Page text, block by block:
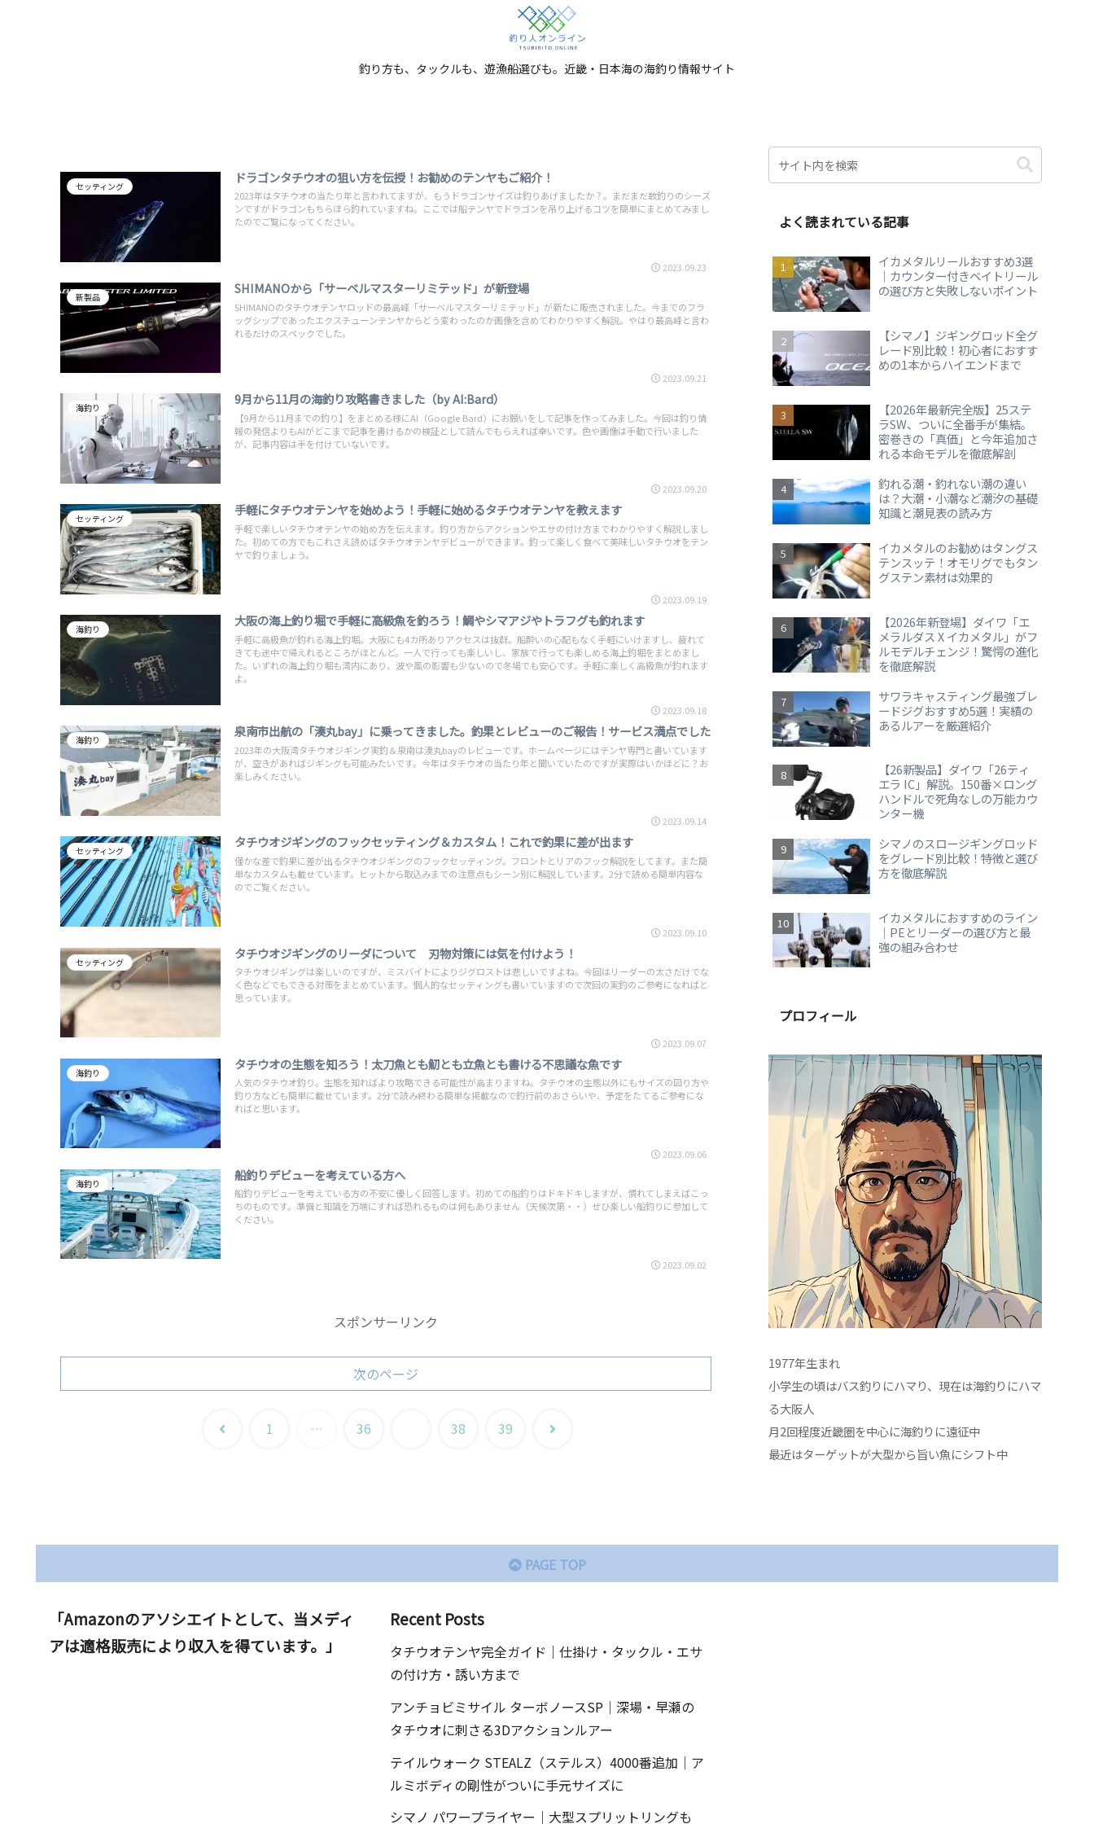
釣り方も、タックルも、遊漁船選びも。近畿・日本海の海釣り情報サイト
セッティング
ドラゴンタチウオの狙い方を伝授！お勧めのテンヤもご紹介！
2023年はタチウオの当たり年と言われてますが、もうドラゴンサイズは釣りあげましたか？。まだまだ数釣りのシーズ
ンですがドラゴンもちらほら釣れていますね。ここでは船テンヤでドラゴンを吊り上げるコツを簡単にまとめてみまし
たのでご覧になってください。
2023.09.23
新製品
SHIMANOから「サーベルマスターリミテッド」が新登場
SHIMANOのタチウオテンヤロッドの最高峰「サーベルマスターリミテッド」が新たに販売されました。今までのフラ
ッグシップであったエクスチューンテンヤからどう変わったのか画像を含めてわかりやすく解説。やはり最高峰と言わ
れるだけのスペックでした。
2023.09.21
海釣り
9月から11月の海釣り攻略書きました（by AI:Bard）
【9月から11月までの釣り】をまとめる様にAI（Google Bard）にお願いをして記事を作ってみました。今回は釣り情
報の発信よりもAIがどこまで記事を書けるかの検証として読んでもらえれば幸いです。色や画像は手動で行いました
が、記事内容は手を付けていないです。
2023.09.20
セッティング
手軽にタチウオテンヤを始めよう！手軽に始めるタチウオテンヤを教えます
手軽で楽しいタチウオテンヤの始め方を伝えます。釣り方からアクションやエサの付け方までわかりやすく解説しまし
た。初めての方でもこれさえ読めばタチウオテンヤデビューができます。釣って楽しく食べて美味しいタチウオをテン
ヤで釣りましょう。
2023.09.19
海釣り
大阪の海上釣り堀で手軽に高級魚を釣ろう！鯛やシマアジやトラフグも釣れます
手軽に高級魚が釣れる海上釣堀。大阪にも4カ所ありアクセスは抜群。船酔いの心配もなく手軽にいけますし、疲れて
きても途中で帰えれるところがほとんど。一人で行っても楽しいし、家族で行っても楽しめる海上釣堀をまとめまし
た。いずれの海上釣り堀も湾内にあり、波や風の影響も少ないので冬場でも安心です。手軽に楽しく高級魚が釣れます
よ。
2023.09.18
海釣り
泉南市出航の「湊丸bay」に乗ってきました。釣果とレビューのご報告！サービス満点でした
2023年の大阪湾タチウオジギング実釣＆泉南は湊丸bayのレビューです。ホームページにはテンヤ専門と書いています
が、空きがあればジギングも可能みたいです。今年はタチウオの当たり年と聞いていたのですが実際はいかほどに？お
楽しみください。
2023.09.14
セッティング
タチウオジギングのフックセッティング＆カスタム！これで釣果に差が出ます
僅かな差で釣果に差が出るタチウオジギングのフックセッティング。フロントとリアのフック解説をしてます。また簡
単なカスタムも載せています。ヒットから取込みまでの注意点もシーン別に解説しています。2分で読める簡単内容な
のでご覧ください。
2023.09.10
セッティング
タチウオジギングのリーダについて 刃物対策には気を付けよう！
タチウオジギングは楽しいのですが、ミスバイトによりジグロストは悲しいですよね。今回はリーダーの太さだけでな
く色などでもできる対策をまとめています。個人的なセッティングも書いていますので次回の実釣のご参考になればと
思っています。
2023.09.07
海釣り
タチウオの生態を知ろう！太刀魚とも魛とも立魚とも書ける不思議な魚です
人気のタチウオ釣り。生態を知ればより攻略できる可能性が高まりますね。タチウオの生態以外にもサイズの図り方や
釣り方なども簡単に載せています。2分で読み終わる簡単な掲載なので釣行前のおさらいや、予定をたてるご参考にな
ればと思います。
2023.09.06
海釣り
船釣りデビューを考えている方へ
船釣りデビューを考えている方の不安に優しく回答します。初めての船釣りはドキドキしますが、慣れてしまえばこっ
ちのものです。準備と知識を万端にすれば恐れるものは何もありません（天候次第・・）ぜひ楽しい船釣りに参加して
ください。
2023.09.02
スポンサーリンク
次のページ
前
1 … 36 38 39
次
よく読まれている記事
イカメタルリールおすすめ3選
｜カウンター付きベイトリール
の選び方と失敗しないポイント
【シマノ】ジギングロッド全グ
レード別比較！初心者におすす
めの1本からハイエンドまで
【2026年最新完全版】25ステ
ラSW、ついに全番手が集結。
密巻きの「真価」と今年追加さ
れる本命モデルを徹底解剖
釣れる潮・釣れない潮の違い
は？大潮・小潮など潮汐の基礎
知識と潮見表の読み方
イカメタルのお勧めはタングス
テンスッテ！オモリグでもタン
グステン素材は効果的
【2026年新登場】ダイワ「エ
メラルダス X イカメタル」がフ
ルモデルチェンジ！驚愕の進化
を徹底解説
サワラキャスティング最強ブレ
ードジグおすすめ5選！実績の
あるルアーを厳選紹介
【26新製品】ダイワ「26ティ
エラ IC」解説。150番×ロング
ハンドルで死角なしの万能カウ
ンター機
シマノのスロージギングロッド
をグレード別比較！特徴と選び
方を徹底解説
イカメタルにおすすめのライン
｜PEとリーダーの選び方と最
強の組み合わせ
プロフィール
1977年生まれ
小学生の頃はバス釣りにハマり、現在は海釣りにハマ
る大阪人
月2回程度近畿圏を中心に海釣りに遠征中
最近はターゲットが大型から旨い魚にシフト中
PAGE TOP
「Amazonのアソシエイトとして、当メディ
アは適格販売により収入を得ています。」
Recent Posts
タチウオテンヤ完全ガイド｜仕掛け・タックル・エサ
の付け方・誘い方まで
アンチョビミサイル ターボノースSP｜深場・早瀬の
タチウオに刺さる3Dアクションルアー
テイルウォーク STEALZ（ステルス）4000番追加｜ア
ルミボディの剛性がついに手元サイズに
シマノ パワープライヤー｜大型スプリットリングも